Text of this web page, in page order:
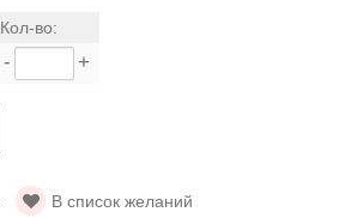
Кол-во:
- +
В список желаний